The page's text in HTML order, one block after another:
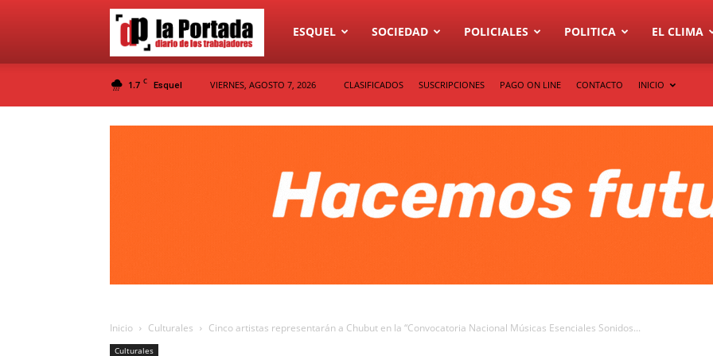
Diario
La
ESQUEL SOCIEDAD POLICIALES POLITICA EL CLIMA
1.7 C Esquel VIERNES, AGOSTO 7, 2026 CLASIFICADOS SUSCRIPCIONES PAGO ON LINE CONTACTO INICIO
Inicio Culturales Cinco artistas representarán a Chubut en la “Convocatoria Nacional Músicas Esenciales Sonidos...
Culturales